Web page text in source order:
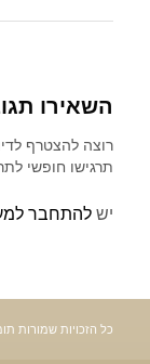
השאירו
רוצה להצטרף
תרגישו חופשי
יש להתחבר
כל הזכויות שמורות תומר